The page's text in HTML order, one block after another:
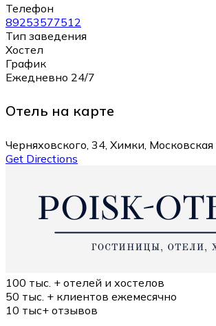
Телефон
89253577512
Тип заведения
Хостел
График
Ежедневно 24/7
Отель на карте
Черняховского, 34, Химки, Московская
Get Directions
100 тыс. + отелей и хостелов
50 тыс. + клиентов ежемесячно
10 тыс+ отзывов